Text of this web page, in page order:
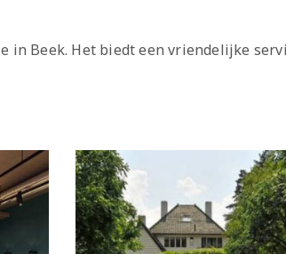
Beek. Het biedt een vriendelijke